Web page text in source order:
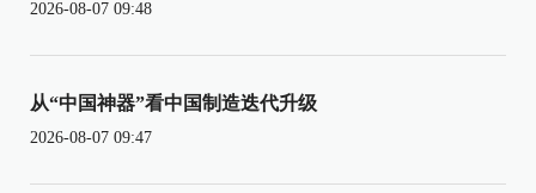
2026-08-07 09:48
从“中国神器”看中国制造迭代升级
2026-08-07 09:47